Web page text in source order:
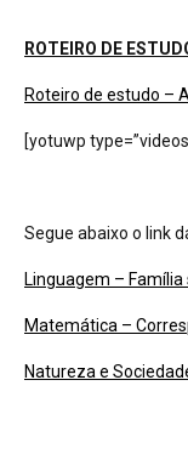
ROTEIRO DE
Roteiro de estudo –
[yotuwp
Segue abaixo o link
Linguagem – Família
Matemática –
Natureza e